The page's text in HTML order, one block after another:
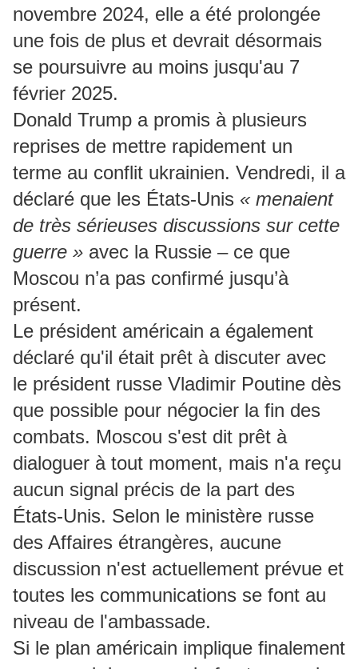
novembre 2024, elle a été prolongée
une fois de plus et devrait désormais
se poursuivre au moins jusqu'au 7
février 2025.
Donald Trump a promis à plusieurs
reprises de mettre rapidement un
terme au conflit ukrainien. Vendredi, il a
déclaré que les États-Unis « menaient
de très sérieuses discussions sur cette
guerre » avec la Russie – ce que
Moscou n’a pas confirmé jusqu’à
présent.
Le président américain a également
déclaré qu'il était prêt à discuter avec
le président russe Vladimir Poutine dès
que possible pour négocier la fin des
combats. Moscou s'est dit prêt à
dialoguer à tout moment, mais n'a reçu
aucun signal précis de la part des
États-Unis. Selon le ministère russe
des Affaires étrangères, aucune
discussion n'est actuellement prévue et
toutes les communications se font au
niveau de l'ambassade.
Si le plan américain implique finalement